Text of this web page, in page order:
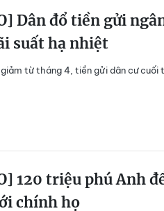
Dân đổ tiền gửi
suất hạ nhiệt
từ tháng 4, tiền gửi dân cư
120 triệu phú Anh
chính họ